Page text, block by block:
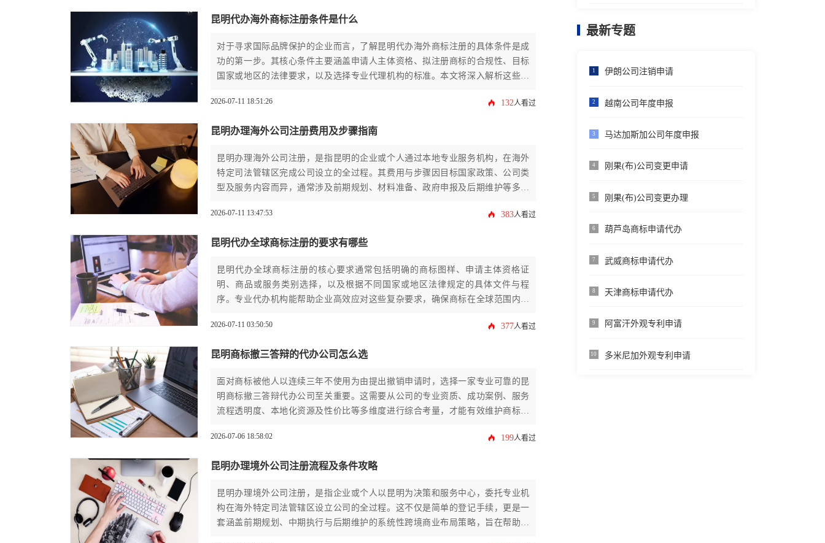
昆明代办海外商标注册条件是什么
对于寻求国际品牌保护的企业而言，了解昆明代办海外商标注册的具体条件是成
功的第一步。其核心条件主要涵盖申请人主体资格、拟注册商标的合规性、目标
国家或地区的法律要求，以及选择专业代理机构的标准。本文将深入解析这些条
2026-07-11 18:51:26 132人看过
昆明办理海外公司注册费用及步骤指南
昆明办理海外公司注册，是指昆明的企业或个人通过本地专业服务机构，在海外
特定司法管辖区完成公司设立的全过程。其费用与步骤因目标国家政策、公司类
型及服务内容而异，通常涉及前期规划、材料准备、政府申报及后期维护等多个
2026-07-11 13:47:53 383人看过
昆明代办全球商标注册的要求有哪些
昆明代办全球商标注册的核心要求通常包括明确的商标图样、申请主体资格证
明、商品或服务类别选择，以及根据不同国家或地区法律规定的具体文件与程
序。专业代办机构能帮助企业高效应对这些复杂要求，确保商标在全球范围内获
2026-07-11 03:50:50 377人看过
昆明商标撤三答辩的代办公司怎么选
面对商标被他人以连续三年不使用为由提出撤销申请时，选择一家专业可靠的昆
明商标撤三答辩代办公司至关重要。这需要从公司的专业资质、成功案例、服务
流程透明度、本地化资源及性价比等多维度进行综合考量，才能有效维护商标权
2026-07-06 18:58:02 199人看过
昆明办理境外公司注册流程及条件攻略
昆明办理境外公司注册，是指企业或个人以昆明为决策和服务中心，委托专业机
构在海外特定司法管辖区设立公司的全过程。这不仅是简单的登记手续，更是一
套涵盖前期规划、中期执行与后期维护的系统性跨境商业布局策略，旨在帮助企
最新专题
1 伊朗公司注销申请
2 越南公司年度申报
3 马达加斯加公司年度申报
4 刚果(布)公司变更申请
5 刚果(布)公司变更办理
6 葫芦岛商标申请代办
7 武威商标申请代办
8 天津商标申请代办
9 阿富汗外观专利申请
10 多米尼加外观专利申请